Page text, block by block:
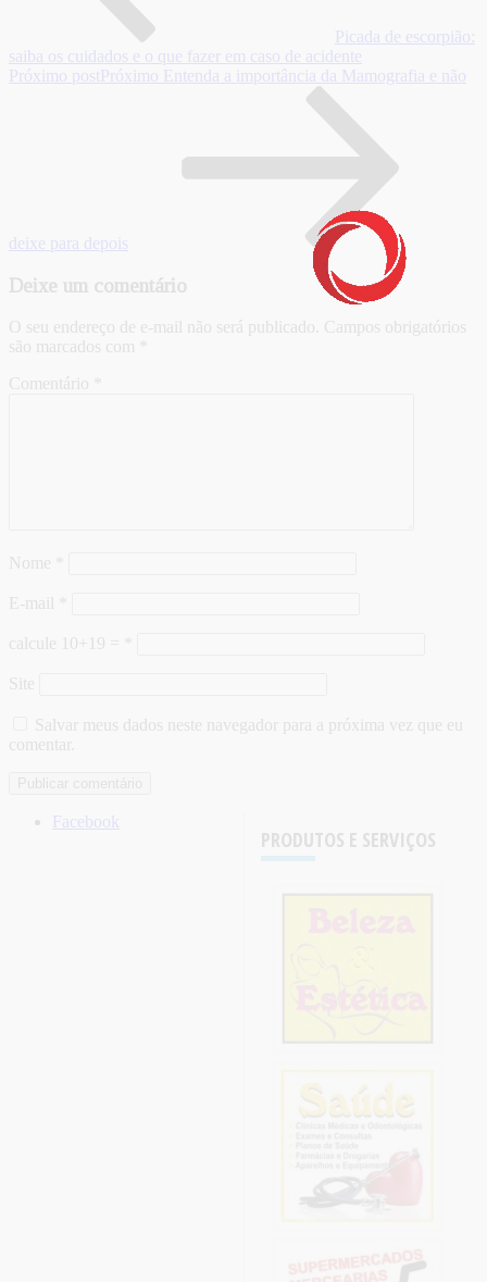
Picada de escorpião:
saiba os cuidados e o que fazer em caso de acidente
Próximo post Próximo Entenda a importância da Mamografia e não
deixe para depois
Deixe um comentário
O seu endereço de e-mail não será publicado. Campos obrigatórios
são marcados com
Comentário
Nome
E-mail
calcule 10+19 =
Site
Salvar meus dados neste navegador para a próxima vez que eu
comentar.
PRODUTOS E SERVIÇOS
Facebook